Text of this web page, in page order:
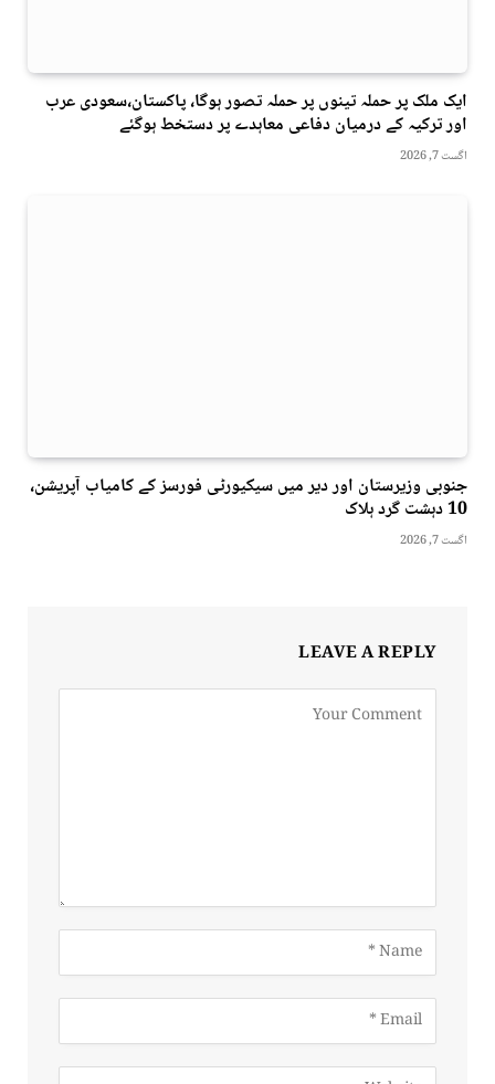
ایک ملک پر حملہ تینوں پر حملہ تصور ہوگا، پاکستان،سعودی عرب
اور ترکیہ کے درمیان دفاعی معاہدے پر دستخط ہوگئے
اگست 7, 2026
جنوبی وزیرستان اور دیر میں سیکیورٹی فورسز کے کامیاب آپریشن،
10 دہشت گرد ہلاک
اگست 7, 2026
LEAVE A REPLY